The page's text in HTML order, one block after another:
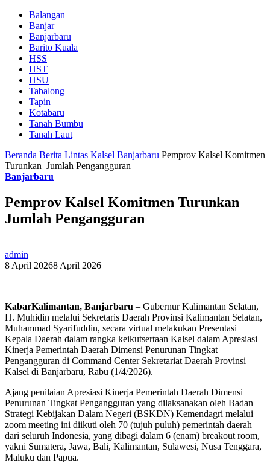
Balangan
Banjar
Banjarbaru
Barito Kuala
HSS
HST
HSU
Tabalong
Tapin
Kotabaru
Tanah Bumbu
Tanah Laut
Beranda Berita Lintas Kalsel Banjarbaru Pemprov Kalsel Komitmen
Turunkan Jumlah Pengangguran
Banjarbaru
Pemprov Kalsel Komitmen Turunkan
Jumlah Pengangguran
admin
8 April 20268 April 2026
KabarKalimantan, Banjarbaru – Gubernur Kalimantan Selatan,
H. Muhidin melalui Sekretaris Daerah Provinsi Kalimantan Selatan,
Muhammad Syarifuddin, secara virtual melakukan Presentasi
Kepala Daerah dalam rangka keikutsertaan Kalsel dalam Apresiasi
Kinerja Pemerintah Daerah Dimensi Penurunan Tingkat
Pengangguran di Command Center Sekretariat Daerah Provinsi
Kalsel di Banjarbaru, Rabu (1/4/2026).
Ajang penilaian Apresiasi Kinerja Pemerintah Daerah Dimensi
Penurunan Tingkat Pengangguran yang dilaksanakan oleh Badan
Strategi Kebijakan Dalam Negeri (BSKDN) Kemendagri melalui
zoom meeting ini diikuti oleh 70 (tujuh puluh) pemerintah daerah
dari seluruh Indonesia, yang dibagi dalam 6 (enam) breakout room,
yakni Sumatera, Jawa, Bali, Kalimantan, Sulawesi, Nusa Tenggara,
Maluku dan Papua.